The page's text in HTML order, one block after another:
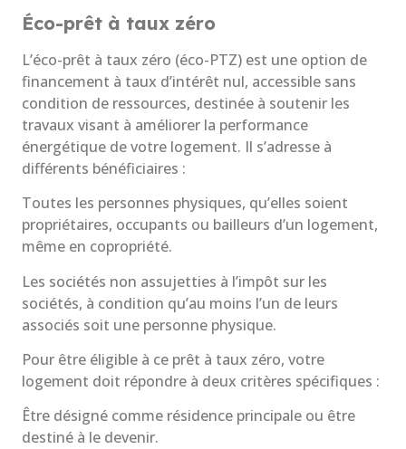
Éco-prêt à taux zéro
L’éco-prêt à taux zéro (éco-PTZ) est une option de
financement à taux d’intérêt nul, accessible sans
condition de ressources, destinée à soutenir les
travaux visant à améliorer la performance
énergétique de votre logement. Il s’adresse à
différents bénéficiaires :
Toutes les personnes physiques, qu’elles soient
propriétaires, occupants ou bailleurs d’un logement,
même en copropriété.
Les sociétés non assujetties à l’impôt sur les
sociétés, à condition qu’au moins l’un de leurs
associés soit une personne physique.
Pour être éligible à ce prêt à taux zéro, votre
logement doit répondre à deux critères spécifiques :
Être désigné comme résidence principale ou être
destiné à le devenir.